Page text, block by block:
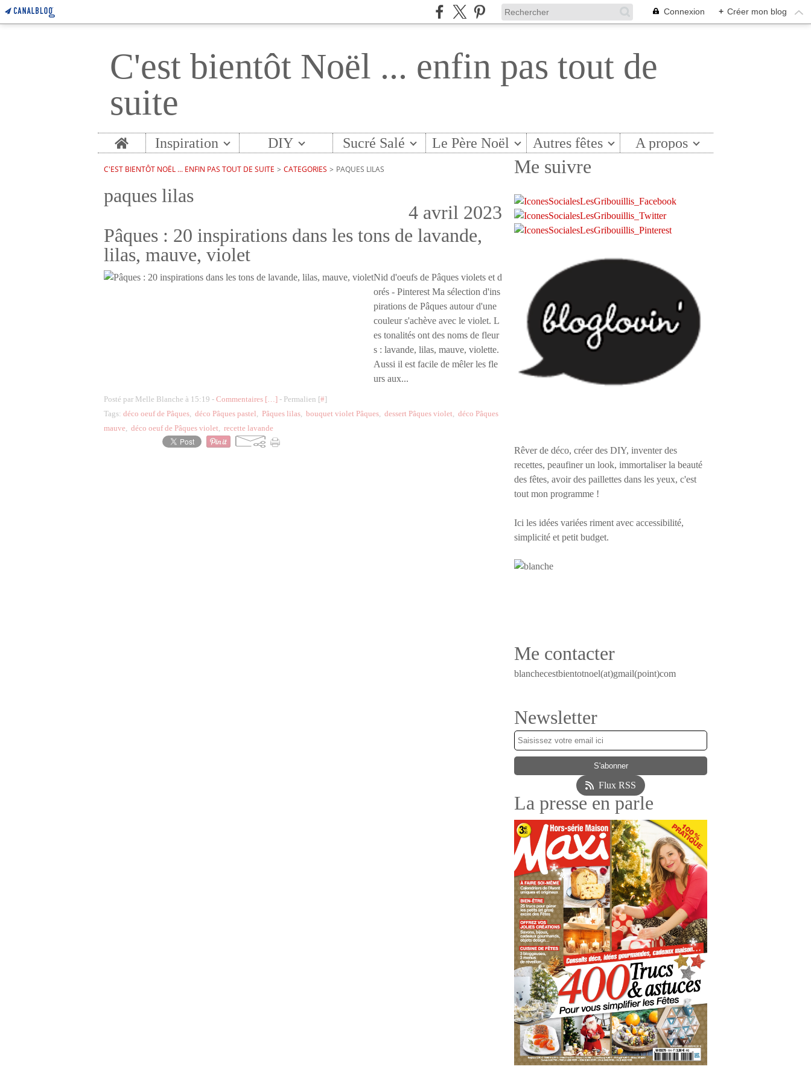
Connexion + Créer mon blog
C'est bientôt Noël ... enfin pas tout de
suite
Home Inspiration DIY Sucré Salé Le Père Noël Autres fêtes A propos
C'EST BIENTÔT NOËL ... ENFIN PAS TOUT DE SUITE > CATEGORIES > PAQUES LILAS
paques lilas
4 avril 2023
Pâques : 20 inspirations dans les tons de lavande,
lilas, mauve, violet
Nid d'oeufs de Pâques violets et d
orés - Pinterest Ma sélection d'ins
pirations de Pâques autour d'une
couleur s'achève avec le violet. L
es tonalités ont des noms de fleur
s : lavande, lilas, mauve, violette.
Aussi il est facile de mêler les fle
urs aux...
Posté par Melle Blanche à 15:19 - Commentaires […] - Permalien [#]
Tags: déco oeuf de Pâques, déco Pâques pastel, Pâques lilas, bouquet violet Pâques, dessert Pâques violet, déco Pâques
mauve, déco oeuf de Pâques violet, recette lavande
Me suivre
Rêver de déco, créer des DIY, inventer des
recettes, peaufiner un look, immortaliser la beauté
des fêtes, avoir des paillettes dans les yeux, c'est
tout mon programme !
Ici les idées variées riment avec accessibilité,
simplicité et petit budget.
Me contacter
blanchecestbientotnoel(at)gmail(point)com
Newsletter
Flux RSS
La presse en parle